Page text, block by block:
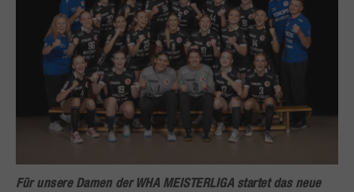
Für unsere Damen derWHA MEISTERLIGAstartet das neue